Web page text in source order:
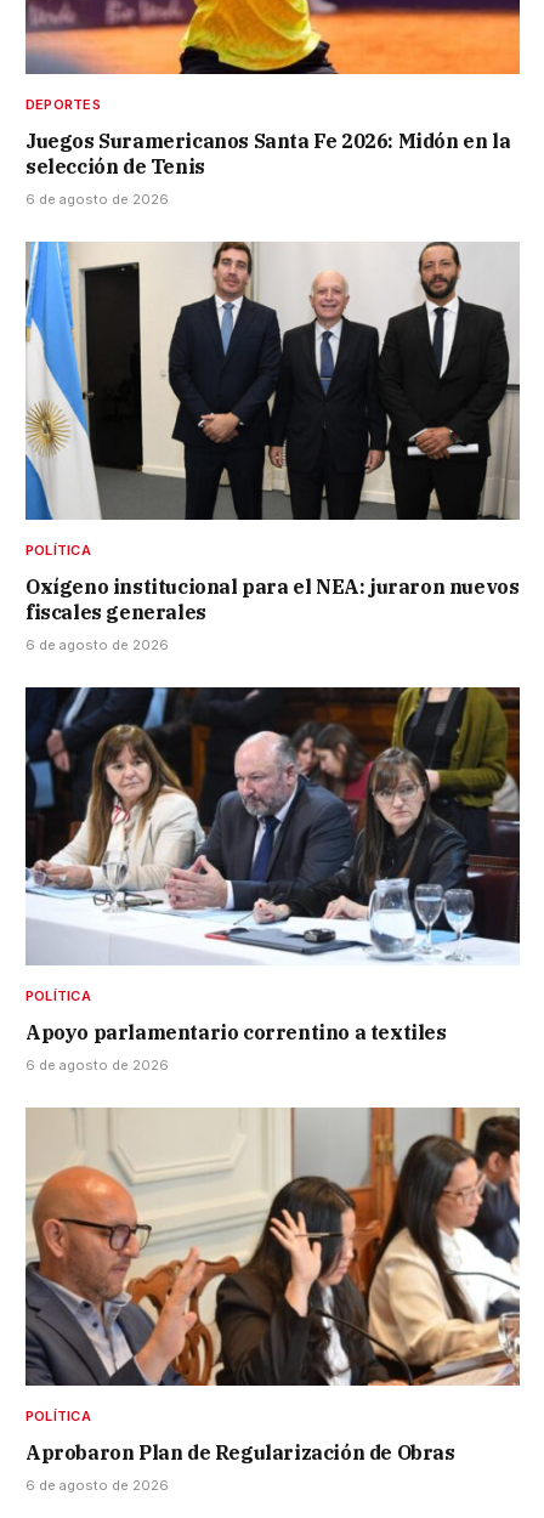
DEPORTES
Juegos Suramericanos Santa Fe 2026: Midón en la
selección de Tenis
6 de agosto de 2026
POLÍTICA
Oxígeno institucional para el NEA: juraron nuevos
fiscales generales
6 de agosto de 2026
POLÍTICA
Apoyo parlamentario correntino a textiles
6 de agosto de 2026
POLÍTICA
Aprobaron Plan de Regularización de Obras
6 de agosto de 2026